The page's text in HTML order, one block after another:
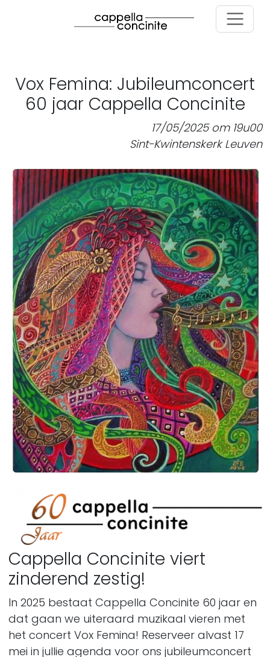
Vox Femina: Jubileumconcert
60 jaar Cappella Concinite
17/05/2025 om 19u00
Sint-Kwintenskerk Leuven
Image
Cappella Concinite viert
zinderend zestig!
In 2025 bestaat Cappella Concinite 60 jaar en
dat gaan we uiteraard muzikaal vieren met
het concert Vox Femina! Reserveer alvast 17
mei in jullie agenda voor ons jubileumconcert